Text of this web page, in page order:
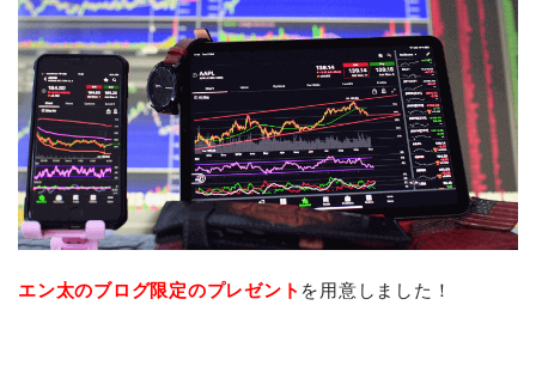
エン太のブログ限定のプレゼント を用意しました！